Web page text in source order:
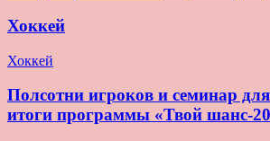
Хоккей
Хоккей
Полсотни игроков и семинар
итоги программы «Твой шанс-